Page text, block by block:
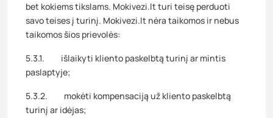
bet kokiems tikslams. Mokivezi.lt turi teisę perduoti
savo teises į turinį. Mokivezi.lt nėra taikomos ir nebus
taikomos šios prievolės:
5.3.1. išlaikyti kliento paskelbtą turinį ar mintis
paslaptyje;
5.3.2. mokėti kompensaciją už kliento paskelbtą
turinį ar idėjas;